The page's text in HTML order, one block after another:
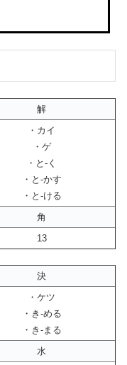
解
・カイ
・ゲ
・と-く
・と-かす
・と-ける
角
13
決
・ケツ
・き-める
・き-まる
水